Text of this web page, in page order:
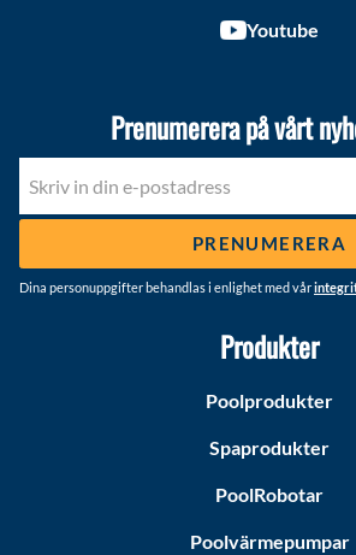
Youtube
Prenumerera på vårt
PRENUMERERA
Dina personuppgifter behandlas i enlighet med vår
Produkter
Poolprodukter
Spaprodukter
PoolRobotar
Poolvärmepumpar